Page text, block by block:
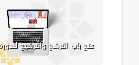
فتح باب الترشح والترشيح